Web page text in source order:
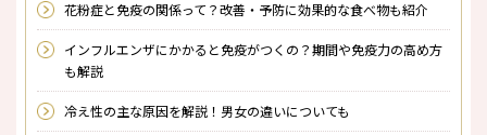
花粉症と免疫の関係って？改善・予防に効果的な食べ物も紹介
インフルエンザにかかると免疫がつくの？期間や免疫力の高め方
も解説
冷え性の主な原因を解説！男女の違いについても